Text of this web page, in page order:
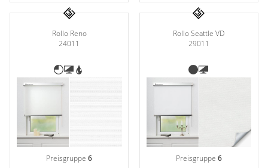
Rollo Reno
24011
Preisgruppe6
Rollo Seattle VD
29011
Preisgruppe 6